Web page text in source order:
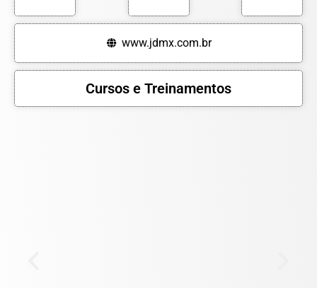
www.jdmx.com.br
Cursos e Treinamentos